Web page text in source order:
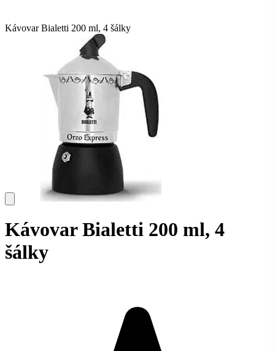
Kávovar Bialetti 200 ml, 4 šálky
Kávovar Bialetti 200 ml, 4
šálky